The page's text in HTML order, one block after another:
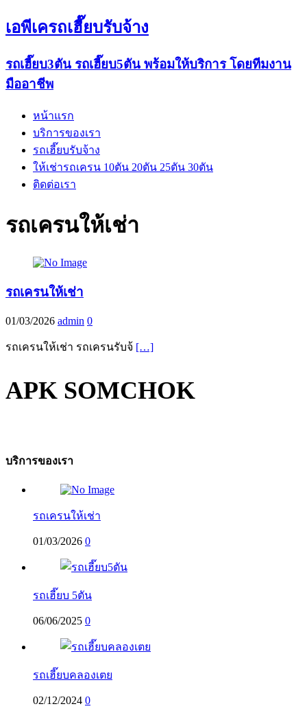
เอพีเครถเฮี๊ยบรับจ้าง
รถเฮี๊ยบ3ตัน รถเฮี๊ยบ5ตัน พร้อมให้บริการ โดยทีมงาน
มืออาชีพ
หน้าแรก
บริการของเรา
รถเฮี๊ยบรับจ้าง
ให้เช่ารถเครน 10ตัน 20ตัน 25ตัน 30ตัน
ติดต่อเรา
รถเครนให้เช่า
รถเครนให้เช่า
01/03/2026 admin 0
รถเครนให้เช่า รถเครนรับจ้ […]
APK SOMCHOK
บริการของเรา
รถเครนให้เช่า
01/03/2026 0
รถเฮี๊ยบ 5ตัน
06/06/2025 0
รถเฮี๊ยบคลองเตย
02/12/2024 0